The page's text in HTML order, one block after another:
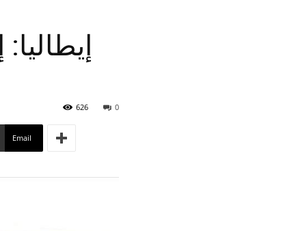
0
626
Email